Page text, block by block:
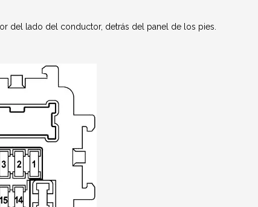
del lado del conductor, detrás del panel de los pies.